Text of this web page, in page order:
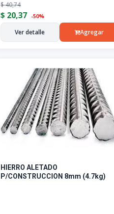
$40,74
$ 20,37 -50%
Ver detalle Agregar
HIERRO ALETADO
P/CONSTRUCCION 8mm (4.7kg)